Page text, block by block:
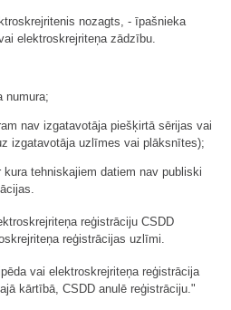
nozagts, - īpašnieka
elektroskrejriteņa zādzību.
numura;
nav izgatavotāja piešķirtā sērijas vai
izgatavotāja uzlīmes vai plāksnītes);
tehniskajiem datiem nav publiski
reģistrāciju CSDD
reģistrācijas uzlīmi.
vai elektroskrejriteņa reģistrācija
kārtībā, CSDD anulē reģistrāciju."